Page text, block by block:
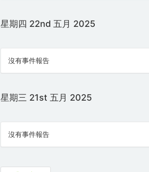
星期四 22nd 五月 2025
沒有事件報告
星期三 21st 五月 2025
沒有事件報告